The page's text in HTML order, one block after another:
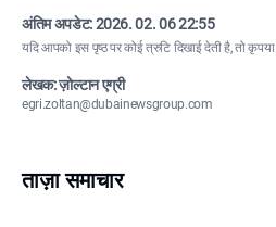
अंतिम अपडेट:2026. 02. 06 22:55
यदि आपको इस पृष्ठ पर कोई त्रुटि दिखाई देती है, तो कृपया
लेखक: ज़ोल्टान एग्री
egri.zoltan@dubainewsgroup.com
ताज़ा समाचार